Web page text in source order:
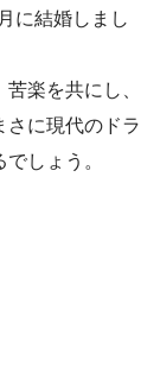
に結婚しまし
楽を共にし、
に現代のドラ
しょう。